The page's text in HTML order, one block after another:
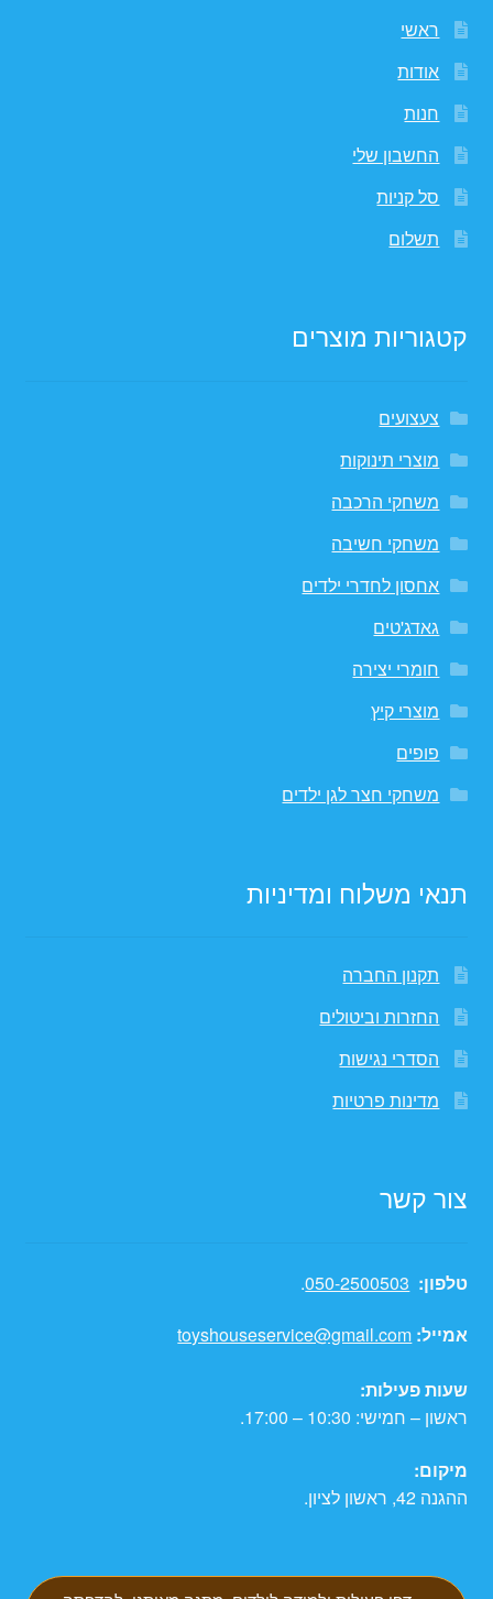
ראשי
אודות
חנות
החשבון שלי
סל קניות
תשלום
קטגוריות מוצרים
צעצועים
מוצרי תינוקות
משחקי הרכבה
משחקי חשיבה
אחסון לחדרי ילדים
גאדג'טים
חומרי יצירה
מוצרי קיץ
פופים
משחקי חצר לגן ילדים
תנאי משלוח ומדיניות
תקנון החברה
החזרות וביטולים
הסדרי נגישות
מדינות פרטיות
צור קשר
טלפון: 050-2500503
.
אמייל: toyshouseservice@gmail.com
שעות פעילות:
ראשון – חמישי: 10:30 – 17:00.
מיקום:
ההגנה 42, ראשון לציון.